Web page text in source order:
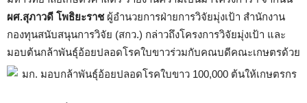
ผศ.สุภาวดี โพธิยะราชผู้อำนวยการฝ่ายการวิจัยมุ่งเป้า สำนักงาน
กองทุนสนับสนุนการวิจัย (สกว.) กล่าวถึงโครงการวิจัยมุ่งเป้า และ
มอบต้นกล้าพันธุ์อ้อยปลอดโรคใบขาวร่วมกับคณบดีคณะเกษตรด้วย